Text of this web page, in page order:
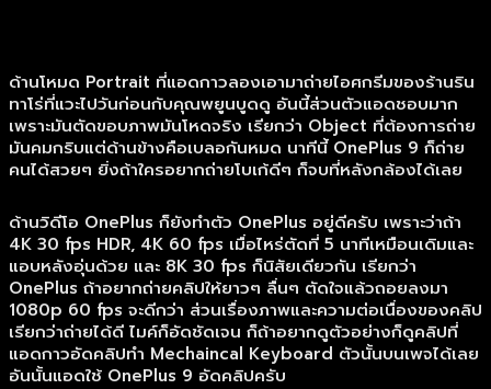
ด้านโหมด Portrait ที่แอดกาวลองเอามาถ่ายไอศกรีมของร้านริน
ทาโร่ที่แวะไปวันก่อนกับคุณพยูนบูดดู อันนี้ส่วนตัวแอดชอบมาก
เพราะมันตัดขอบภาพมันโหดจริง เรียกว่า Object ที่ต้องการถ่าย
มันคมกริบแต่ด้านข้างคือเบลอกันหมด นาทีนี้ OnePlus 9 ก็ถ่าย
คนได้สวยๆ ยิ่งถ้าใครอยากถ่ายโบเก้ดีๆ ก็จบที่หลังกล้องได้เลย
ด้านวิดีโอ OnePlus ก็ยังทำตัว OnePlus อยู่ดีครับ เพราะว่าถ้า
4K 30 fps HDR, 4K 60 fps เมื่อไหร่ตัดที่ 5 นาทีเหมือนเดิมและ
แอบหลังอุ่นด้วย และ 8K 30 fps ก็นิสัยเดียวกัน เรียกว่า
OnePlus ถ้าอยากถ่ายคลิปให้ยาวๆ ลื่นๆ ตัดใจแล้วถอยลงมา
1080p 60 fps จะดีกว่า ส่วนเรื่องภาพและความต่อเนื่องของคลิป
เรียกว่าถ่ายได้ดี ไมค์ก็อัดชัดเจน ก็ถ้าอยากดูตัวอย่างก็ดูคลิปที่
แอดกาวอัดคลิปทำ Mechaincal Keyboard ตัวนั้นบนเพจได้เลย
อันนั้นแอดใช้ OnePlus 9 อัดคลิปครับ